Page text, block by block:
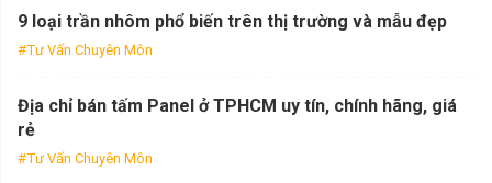
9 loại trần nhôm phổ biến trên thị trường và mẫu đẹp
Tư Vấn Chuyên Môn
Địa chỉ bán tấm Panel ở TPHCM uy tín, chính hãng, giá
rẻ
Tư Vấn Chuyên Môn